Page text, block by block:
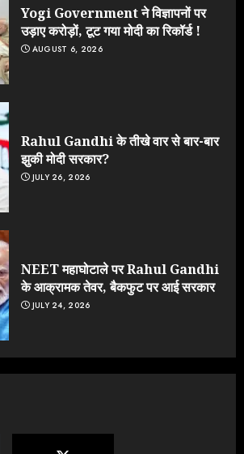
Yogi Government ने विज्ञापनों पर
उड़ाए करोड़ों, टूट गया मोदी का रिकॉर्ड !
AUGUST 6, 2026
Rahul Gandhi के तीखे वार से बार-बार
झुकी मोदी सरकार?
JULY 26, 2026
NEET महाघोटाले पर Rahul Gandhi
के आक्रामक तेवर, बैकफुट पर आई सरकार
JULY 24, 2026